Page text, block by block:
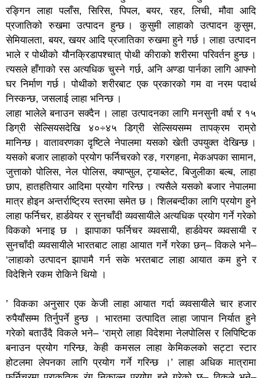
रङ्गिन लाहा पलाँस, सिरिस, पिपल, बयर, रहर, लिची, मौवा आदि
प्रजातिको रुखमा उत्पादन हुन्छ । कुसुमी लाहाको उत्पादन कुसुम,
सेमियालता, बयर, खयर आदि प्रजातिका रुखमा हुने गर्छ । लाहा उत्पादन
भाले र पोथीको यौनक्रिडापश्चात् पोथी कीराको शरीरमा परिवर्तन हुन्छ ।
त्यसले हाँगाको रस अत्यधिक चुस्ने गर्छ, अनि अण्डा पार्नका लागि आफ्नो
घर निर्माण गर्छ । पोथीको शरीरबाट एक प्रकारको गम वा नरम पदार्थ
निस्कन्छ, जसलाई लाहा भनिन्छ ।
लाहा भालेले बनाउन सक्दैन । लाहा उत्पादनका लागि मनसुनी वर्षा र १५
डिग्री सेल्सियसदेखि ४०÷४५ डिग्री सेल्सियसम्म तापक्रम राम्रो
मानिन्छ । वातावरणका दृष्टिले नेपालमा यसको खेती उपयुक्त देखिन्छ ।
यसको बजार लाहाको प्रयोग फर्निचरको रङ, गरगहना, मेकअपका सामान,
जुत्ताको पोलिस, नेल पोलिस, क्याप्सुल, ट्याब्लेट, बिजुलीका बल्ब, लाहा
छाप, हातहतियार आदिमा प्रयोग गरिन्छ । त्यसैले यसको बजार नेपालमा
मात्र होइन अन्तर्राष्ट्रिय स्तरमा समेत छ । शिलबन्दीका लागि प्रयोग हुने
लाहा फर्निचर, हार्डवेयर र सुनचाँदी व्यवसायीले अत्यधिक प्रयोग गर्ने गरेको
विकको भनाइ छ । झापाका फर्निचर व्यवसायी, हार्डवेयर व्यवसायी र
सुनचाँदी व्यवसायीले भारतबाट लाहा आयात गर्ने गरेका छन्– विकले भने–
‘लाहाको उत्पादन झापामै गर्न सके भरतबाट लाहा आयात कम हुने र
विदेशिने रकम रोकिने थियो ।
’ विकका अनुसार एक केजी लाहा आयात गर्दा व्यवसायीले चार हजार
रुपैयाँसम्म तिर्नुपर्ने हुन्छ । भारतमा उत्पादित लाहा जापान निर्यात हुने
गरेको बताउँदै विकले भने– ‘राम्रो लाहा विदेशमा नेलपोलिस र लिपिष्टिक
बनाउन प्रयोग गरिन्छ, केही कमसल लाहा केमिकलको सट्टा स्टार
होटलमा लेपनका लागि प्रयोग गर्ने गरिन्छ ।’ लाहा अधिक मात्रामा